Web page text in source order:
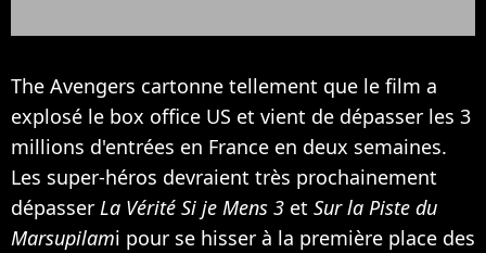
The Avengers cartonne tellement que le film a
explosé le box office US et vient de dépasser les 3
millions d'entrées en France en deux semaines.
Les super-héros devraient très prochainement
dépasser La Vérité Si je Mens 3 et Sur la Piste du
Marsupilami pour se hisser à la première place des